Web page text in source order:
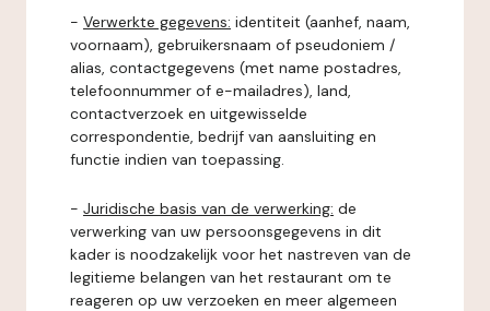
- Verwerkte gegevens: identiteit (aanhef, naam,
voornaam), gebruikersnaam of pseudoniem /
alias, contactgegevens (met name postadres,
telefoonnummer of e-mailadres), land,
contactverzoek en uitgewisselde
correspondentie, bedrijf van aansluiting en
functie indien van toepassing.
- Juridische basis van de verwerking: de
verwerking van uw persoonsgegevens in dit
kader is noodzakelijk voor het nastreven van de
legitieme belangen van het restaurant om te
reageren op uw verzoeken en meer algemeen